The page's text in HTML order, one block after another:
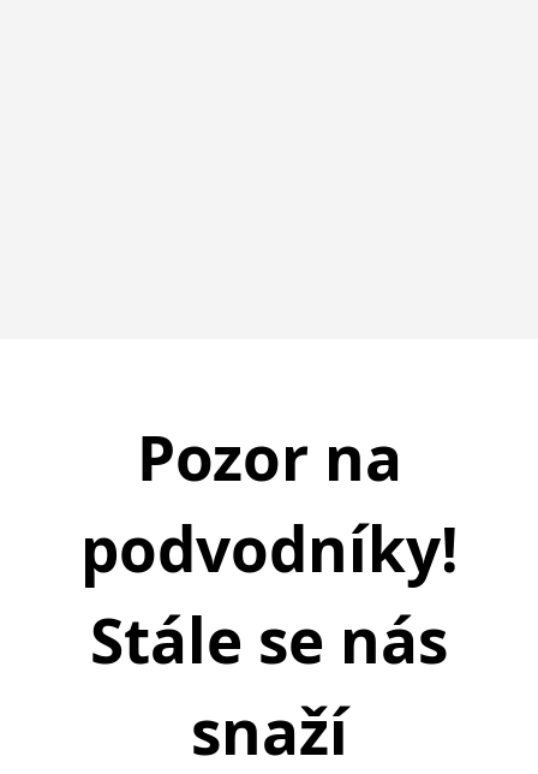
Pozor na
podvodníky!
Stále se nás
snaží